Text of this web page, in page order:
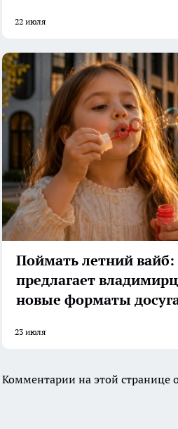
22 июля
Поймать летний
предлагает
новые форматы
23 июля
Комментарии на этой странице